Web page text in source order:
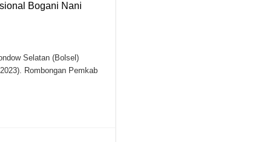
Bogani Nani
Selatan (Bolsel)
Rombongan Pemkab